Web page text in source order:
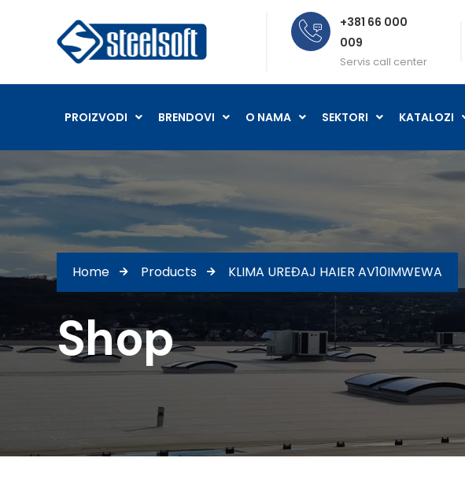
+381 66 000
009
Servis call center
PROIZVODI BRENDOVI O NAMA SEKTORI KATALOZI
Home Products KLIMA UREĐAJ HAIER AV10IMWEWA
Shop